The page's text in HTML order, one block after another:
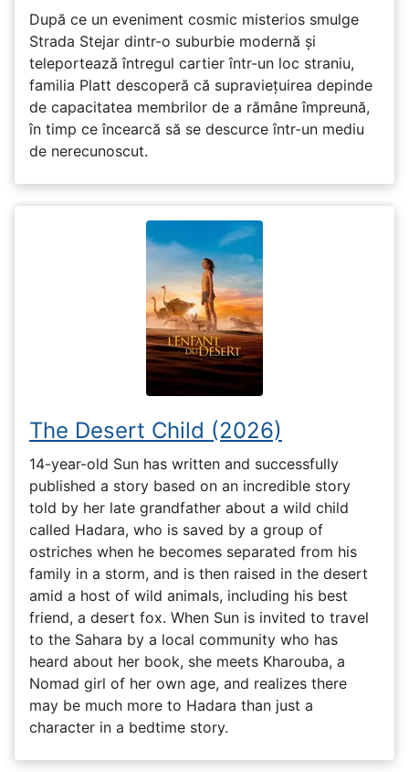
După ce un eveniment cosmic misterios smulge
Strada Stejar dintr-o suburbie modernă și
teleportează întregul cartier într-un loc straniu,
familia Platt descoperă că supraviețuirea depinde
de capacitatea membrilor de a rămâne împreună,
în timp ce încearcă să se descurce într-un mediu
de nerecunoscut.
The Desert Child (2026)
14-year-old Sun has written and successfully
published a story based on an incredible story
told by her late grandfather about a wild child
called Hadara, who is saved by a group of
ostriches when he becomes separated from his
family in a storm, and is then raised in the desert
amid a host of wild animals, including his best
friend, a desert fox. When Sun is invited to travel
to the Sahara by a local community who has
heard about her book, she meets Kharouba, a
Nomad girl of her own age, and realizes there
may be much more to Hadara than just a
character in a bedtime story.